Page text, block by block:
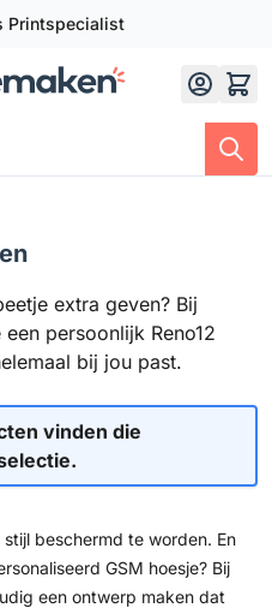
Printspecialist
extra geven? Bij
persoonlijk Reno12
bij jou past.
vinden die
beschermd te worden. En
GSM hoesje? Bij
een ontwerp maken dat